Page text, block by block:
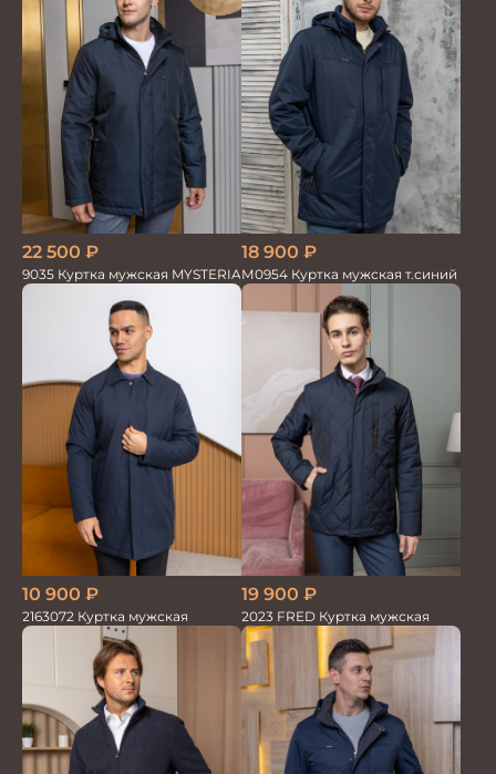
22 500 ₽
9035 Куртка мужская MYSTERIA
18 900 ₽
М0954 Куртка мужская т.синий
10 900 ₽
2163072 Куртка мужская
19 900 ₽
2023 FRED Куртка мужская